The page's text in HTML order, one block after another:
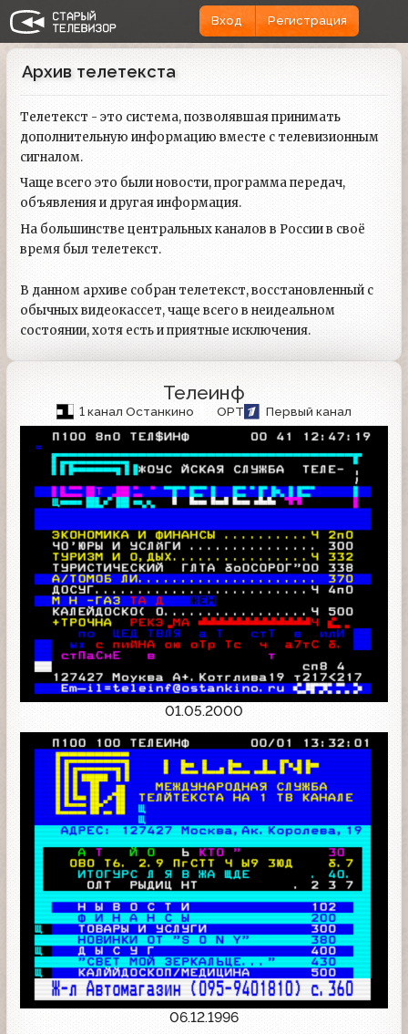
Вход Регистрация
Архив телетекста
Телетекст - это система, позволявшая принимать
дополнительную информацию вместе с телевизионным
сигналом.
Чаще всего это были новости, программа передач,
объявления и другая информация.
На большинстве центральных каналов в России в своё
время был телетекст.
В данном архиве собран телетекст, восстановленный с
обычных видеокассет, чаще всего в неидеальном
состоянии, хотя есть и приятные исключения.
Телеинф
1 канал Останкино ОРТ Первый канал
01.05.2000
06.12.1996